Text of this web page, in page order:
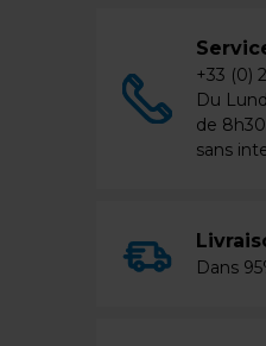
+33 (0)
Du
de
sans
Dans